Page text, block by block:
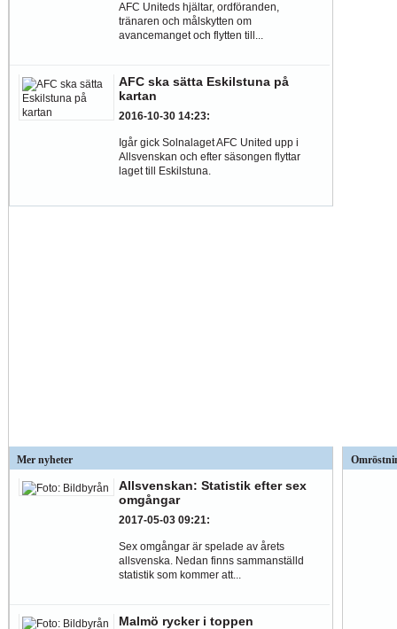
AFC Uniteds hjältar, ordföranden,
tränaren och målskytten om
avancemanget och flytten till...
AFC ska sätta Eskilstuna på
kartan
2016-10-30 14:23:
Igår gick Solnalaget AFC United upp i
Allsvenskan och efter säsongen flyttar
laget till Eskilstuna.
Mer nyheter
Allsvenskan: Statistik efter sex
omgångar
2017-05-03 09:21:
Sex omgångar är spelade av årets
allsvenska. Nedan finns sammanställd
statistik som kommer att...
Malmö rycker i toppen